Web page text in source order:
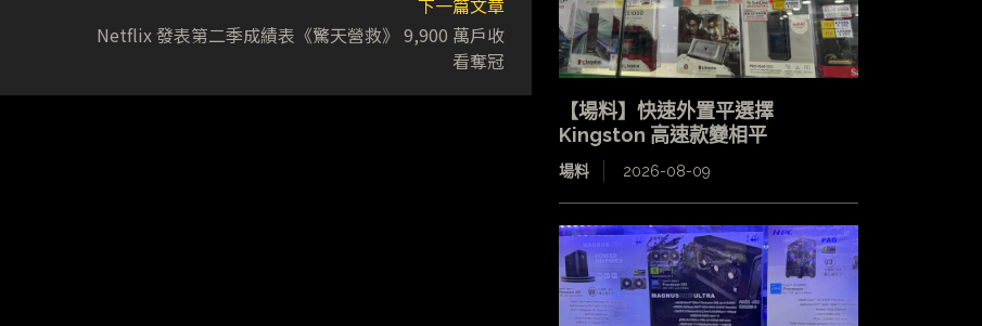
下一篇文章
Netflix 發表第二季成績表《驚天營救》 9,900 萬戶收
看奪冠
【場料】快速外置平選擇
Kingston 高速款變相平
場料 2026-08-09